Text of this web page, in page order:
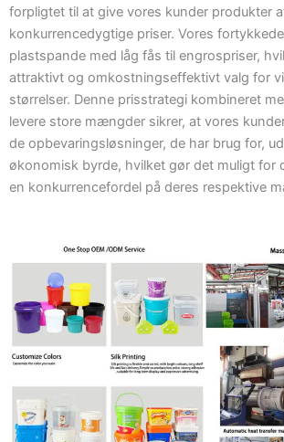
forpligtet til at give vores kunder produkter
konkurrencedygtige priser. Vores
plastspande med låg fås til engrospriser,
attraktivt og omkostningseffektivt valg for
størrelser. Denne prisstrategi kombineret
levere store mængder sikrer, at vores
de opbevaringsløsninger, de har brug for,
økonomisk byrde, hvilket gør det muligt for
en konkurrencefordel på deres respektive